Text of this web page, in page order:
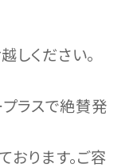
しください。
プラスで絶賛発
ります。ご容